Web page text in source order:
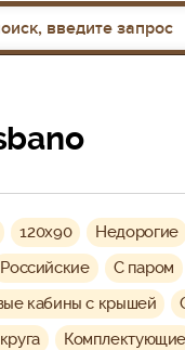
120х90 Недорогие
Российские С паром
кабины с крышей
Комплектующие